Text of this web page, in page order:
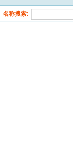
名称搜索: